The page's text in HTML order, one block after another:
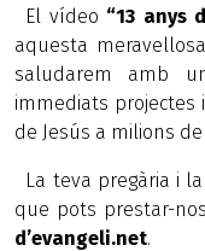
El vídeo “13 anys
aquesta
saludarem amb
immediats projectes
de Jesús a milions
La teva pregària i
que pots prestar-
d’evangeli.net.